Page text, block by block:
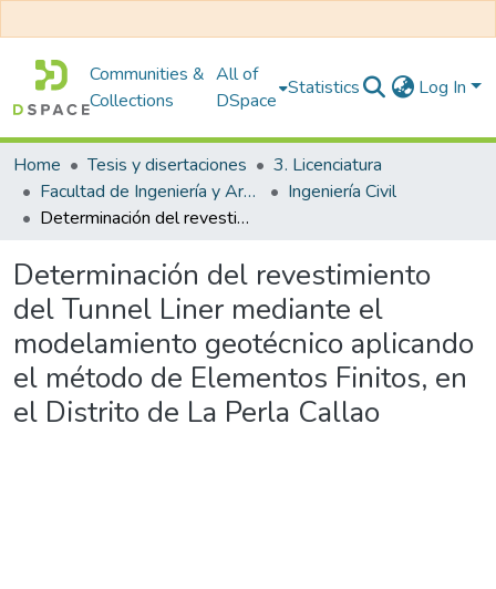
Communities &
Collections
All of
DSpace
Statistics Log In
Home Tesis y disertaciones
3. Licenciatura
Facultad de Ingeniería y Arquitectura
Ingeniería Civil
Determinación del revestimiento del Tunnel Liner mediante el modelamiento geotécnico aplicando el método de Elementos Finitos, en el Distrito de La Perla Callao
Determinación del revestimiento
del Tunnel Liner mediante el
modelamiento geotécnico aplicando
el método de Elementos Finitos, en
el Distrito de La Perla Callao